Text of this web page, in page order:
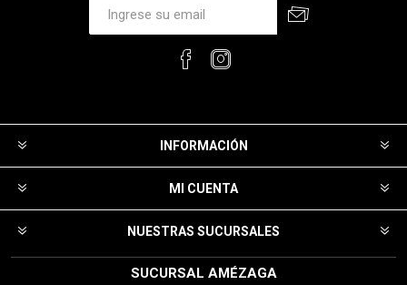
INFORMACIÓN
MI CUENTA
NUESTRAS SUCURSALES
SUCURSAL AMÉZAGA